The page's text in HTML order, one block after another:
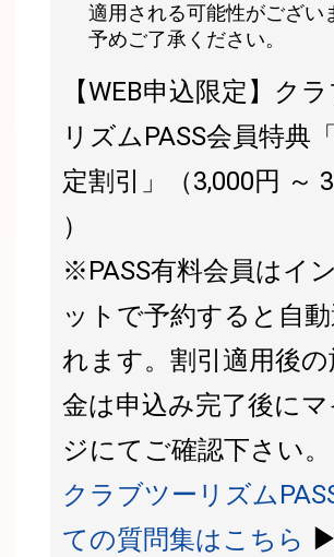
適用される可能性がござい
予めご了承ください。
【WEB申込限定】ク
リズムPASS会員特典
定割引」（3,000円 ～
）
※PASS有料会員はイ
ットで予約すると自動
れます。割引適用後
金は申込み完了後に
ジにてご確認下さい。
クラブツーリズム
ての質問集はこちら